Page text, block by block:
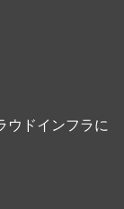
ウドインフラに